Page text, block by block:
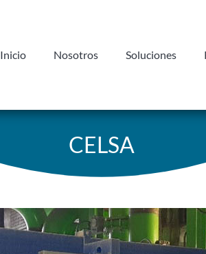
Inicio Nosotros Soluciones
CELSA